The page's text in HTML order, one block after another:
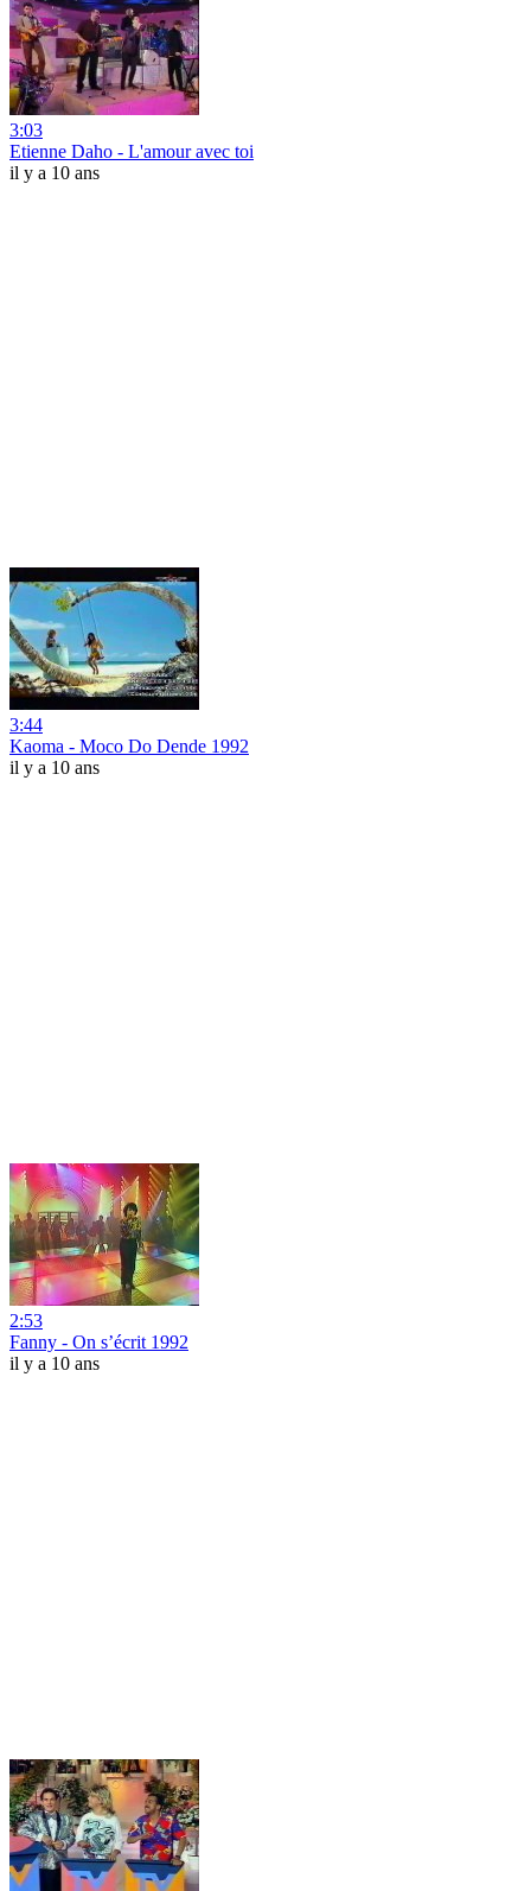
3:03
Etienne Daho - L'amour avec toi
il y a 10 ans
3:44
Kaoma - Moco Do Dende 1992
il y a 10 ans
2:53
Fanny - On s’écrit 1992
il y a 10 ans